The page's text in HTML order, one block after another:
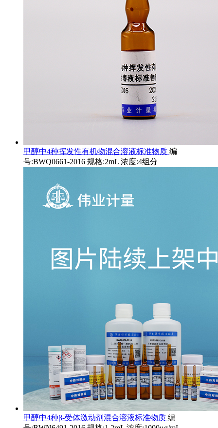
甲醇中4种挥发性有机物混合溶液标准物质 编
号:BWQ0661-2016 规格:2mL 浓度:4组分
甲醇中4种β-受体激动剂混合溶液标准物质 编